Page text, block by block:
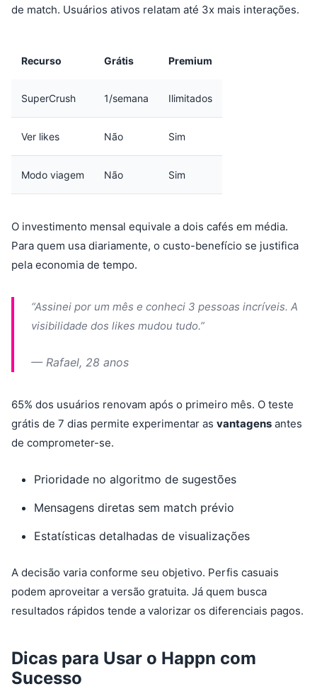
de match. Usuários ativos relatam até 3x mais interações.
Recurso Grátis Premium
SuperCrush 1/semana Ilimitados
Ver likes Não Sim
Modo viagem Não Sim
O investimento mensal equivale a dois cafés em média.
Para quem usa diariamente, o custo-benefício se justifica
pela economia de tempo.
“Assinei por um mês e conheci 3 pessoas incríveis. A
visibilidade dos likes mudou tudo.”
— Rafael, 28 anos
65% dos usuários renovam após o primeiro mês. O teste
grátis de 7 dias permite experimentar as vantagens antes
de comprometer-se.
Prioridade no algoritmo de sugestões
Mensagens diretas sem match prévio
Estatísticas detalhadas de visualizações
A decisão varia conforme seu objetivo. Perfis casuais
podem aproveitar a versão gratuita. Já quem busca
resultados rápidos tende a valorizar os diferenciais pagos.
Dicas para Usar o Happn com
Sucesso